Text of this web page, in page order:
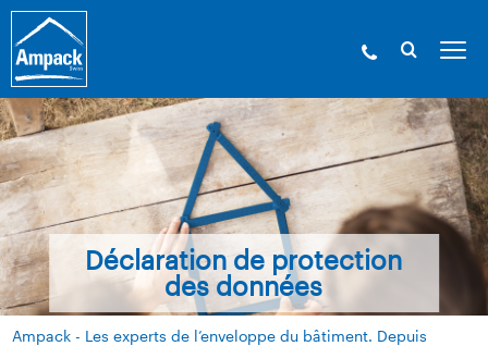
Déclaration de protection
des données
Ampack - Les experts de l’enveloppe du bâtiment. Depuis